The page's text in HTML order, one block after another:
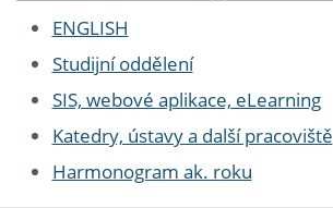
ENGLISH
Studijní oddělení
SIS, webové aplikace, eLearning
Katedry, ústavy a další pracoviště
Harmonogram ak. roku